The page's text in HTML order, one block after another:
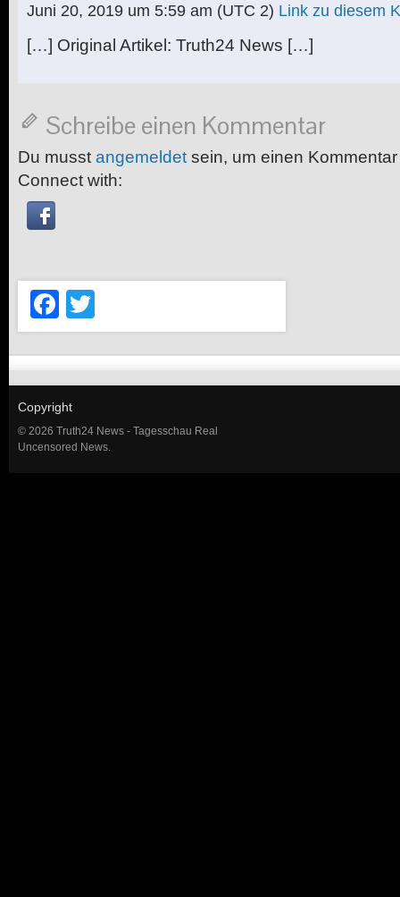
Juni 20, 2019 um 5:59 am (UTC 2) Link zu diesem
[…] Original Artikel: Truth24 News […]
Schreibe einen Kommentar
Du musst angemeldet sein, um einen
Connect with:
Facebook
Copyright
© 2026 Truth24 News - Tagesschau Real
Uncensored News.